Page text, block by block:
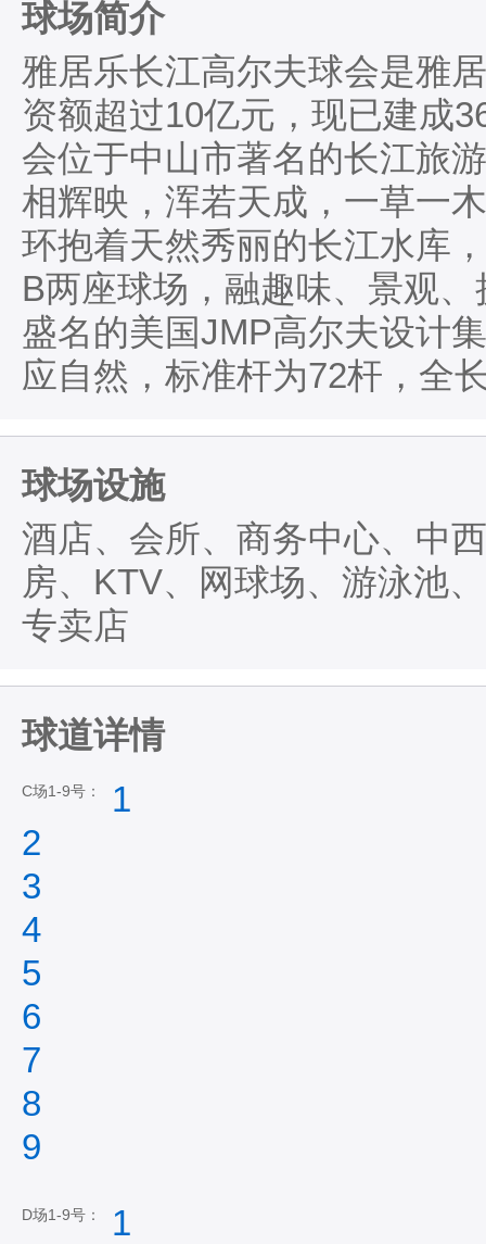
球场简介
雅居乐长江高尔夫球会是雅
资额超过10亿元，现已建成
会位于中山市著名的长江旅
相辉映，浑若天成，一草一
环抱着天然秀丽的长江水库
B两座球场，融趣味、景观
盛名的美国JMP高尔夫设计
应自然，标准杆为72杆，全
球场设施
酒店、会所、商务中心、中
房、KTV、网球场、游泳池
专卖店
球道详情
C场1-9号：
1
2
3
4
5
6
7
8
9
D场1-9号：
1